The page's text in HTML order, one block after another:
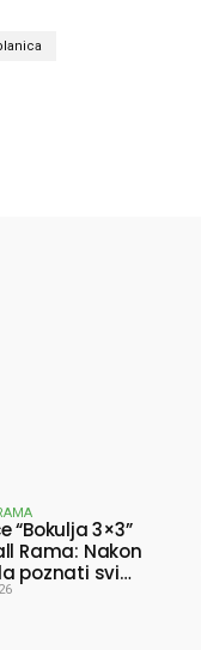
“Bokulja 3×3”
Rama: Nakon
poznati svi